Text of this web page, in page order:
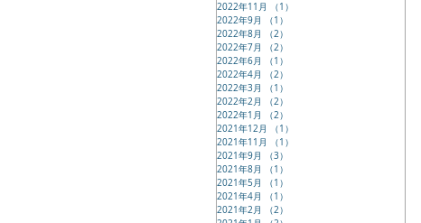
2022年11月
（1）
2022年9月
（1）
2022年8月
（2）
2022年7月
（2）
2022年6月
（1）
2022年4月
（2）
2022年3月
（1）
2022年2月
（2）
2022年1月
（2）
2021年12月
（1）
2021年11月
（1）
2021年9月
（3）
2021年8月
（1）
2021年5月
（1）
2021年4月
（1）
2021年2月
（2）